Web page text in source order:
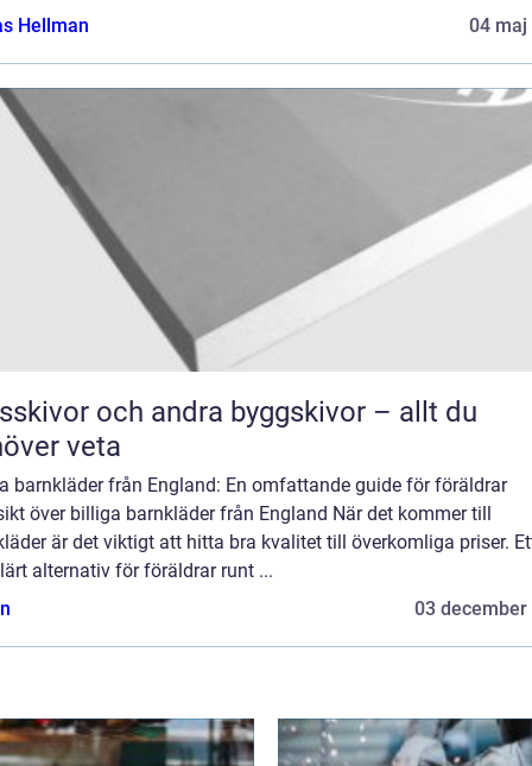
Hellman
04 maj
och andra byggskivor – allt du
veta
barnkläder från England: En omfattande guide för föräldrar
över billiga barnkläder från England När det kommer till
är det viktigt att hitta bra kvalitet till överkomliga priser.
alternativ för föräldrar runt ...
03 december